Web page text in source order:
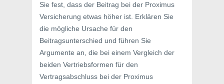
Sie fest, dass der Beitrag bei der Proximus
Versicherung etwas höher ist. Erklären Sie
die mögliche Ursache für den
Beitragsunterschied und führen Sie
Argumente an, die bei einem Vergleich der
beiden Vertriebsformen für den
Vertragsabschluss bei der Proximus